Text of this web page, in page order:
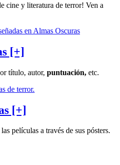
cine y literatura de terror! Ven a
en Almas Oscuras
[+]
título, autor, puntuación, etc.
de terror.
[+]
películas a través de sus pósters.